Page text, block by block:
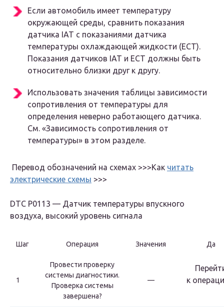
Если автомобиль имеет температуру
окружающей среды, сравнить показания
датчика IAT с показаниями датчика
температуры охлаждающей жидкости (ЕСТ).
Показания датчиков IAT и ЕСТ должны быть
относительно близки друг к другу.
Использовать значения таблицы зависимости
сопротивления от температуры для
определения неверно работающего датчика.
См. «Зависимость сопротивления от
температуры» в этом разделе.
Перевод обозначений на схемах >>>Как читать
электрические схемы >>>
DTC P0113 — Датчик температуры впускного
воздуха, высокий уровень сигнала
Шаг Операция Значения Да
1
Провести проверку
системы диагностики.
Проверка системы
завершена?
—
к